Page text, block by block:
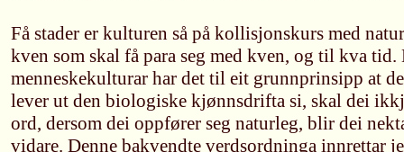
Få stader er kulturen så på kollisjonskurs med
kven som skal få para seg med kven, og til kva tid.
menneskekulturar har det til eit grunnprinsipp at
lever ut den biologiske kjønnsdrifta si, skal dei
ord, dersom dei oppfører seg naturleg, blir dei
vidare. Denne bakvendte verdsordninga innrettar